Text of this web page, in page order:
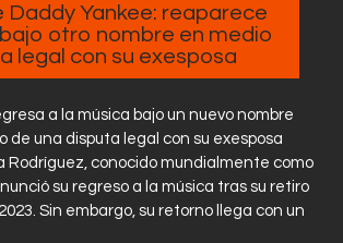
Nosotros
Daddy Yankee: reaparece
otro nombre en medio
legal con su exesposa
a la música bajo un nuevo nombre
de una disputa legal con su exesposa
Rodríguez, conocido mundialmente como
su regreso a la música tras su retiro
Sin embargo, su retorno llega con un